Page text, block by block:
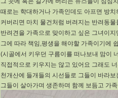
때로는 학대하거나 가족인데도 아프면 방
커버리면 마치 물건처럼 버려지는 반려동
반려견을 가족으로 맞이하고 싶은 그녀이지
그에 따라 책임,평생을 해야할 가족이기에
(시골에서 키우던 구름이를 떠나보내 맘이
직접적으로 키우지는 않고 있어요 그래도
천개산에 들개들의 시선들로 그들이 바라보
그들이 살아가며 생존하며 함께 보듬고 가